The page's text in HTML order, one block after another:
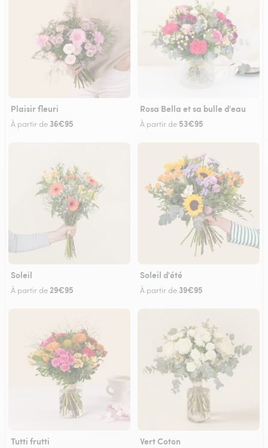
Plaisir fleuri
À partir de 36€95
Rosa Bella et sa bulle d'eau
À partir de 53€95
Soleil
À partir de 29€95
Soleil d'été
À partir de 39€95
Tutti frutti Vert Coton